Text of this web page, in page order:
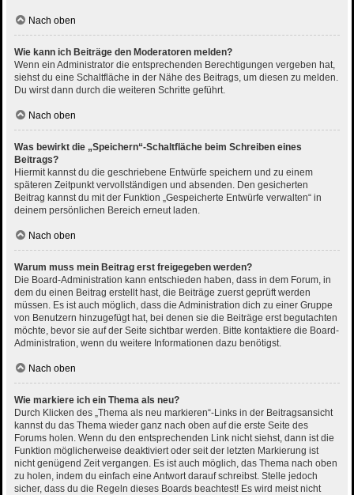
Nach oben
Wie kann ich Beiträge den Moderatoren melden?
Wenn ein Administrator die entsprechenden Berechtigungen vergeben hat,
siehst du eine Schaltfläche in der Nähe des Beitrags, um diesen zu melden.
Du wirst dann durch die weiteren Schritte geführt.
Nach oben
Was bewirkt die „Speichern“-Schaltfläche beim Schreiben eines
Beitrags?
Hiermit kannst du die geschriebene Entwürfe speichern und zu einem
späteren Zeitpunkt vervollständigen und absenden. Den gesicherten
Beitrag kannst du mit der Funktion „Gespeicherte Entwürfe verwalten“ in
deinem persönlichen Bereich erneut laden.
Nach oben
Warum muss mein Beitrag erst freigegeben werden?
Die Board-Administration kann entschieden haben, dass in dem Forum, in
dem du einen Beitrag erstellt hast, die Beiträge zuerst geprüft werden
müssen. Es ist auch möglich, dass die Administration dich zu einer Gruppe
von Benutzern hinzugefügt hat, bei denen sie die Beiträge erst begutachten
möchte, bevor sie auf der Seite sichtbar werden. Bitte kontaktiere die Board-
Administration, wenn du weitere Informationen dazu benötigst.
Nach oben
Wie markiere ich ein Thema als neu?
Durch Klicken des „Thema als neu markieren“-Links in der Beitragsansicht
kannst du das Thema wieder ganz nach oben auf die erste Seite des
Forums holen. Wenn du den entsprechenden Link nicht siehst, dann ist die
Funktion möglicherweise deaktiviert oder seit der letzten Markierung ist
nicht genügend Zeit vergangen. Es ist auch möglich, das Thema nach oben
zu holen, indem du einfach eine Antwort darauf schreibst. Stelle jedoch
sicher, dass du die Regeln dieses Boards beachtest! Es wird meist nicht